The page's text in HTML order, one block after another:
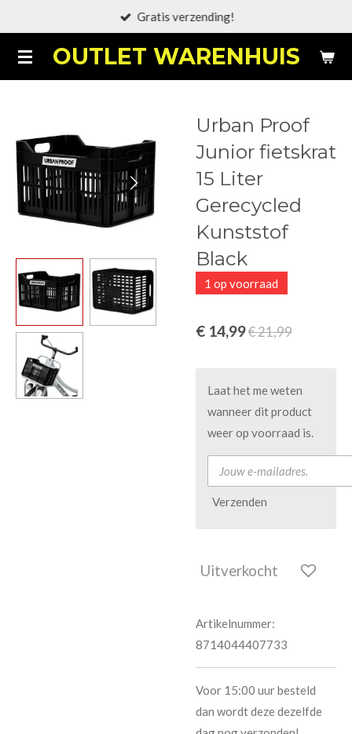
naar
de
OUTLET WARENHUIS
Gratis verzending!
Urban Proof
Junior fietskrat
15 Liter
Gerecycled
Kunststof
Black
1 op voorraad
€ 14,99€ 21,99
Laat het me weten
wanneer dit product
weer op voorraad is.
Verzenden
Uitverkocht
Artikelnummer:
8714044407733
Voor 15:00 uur besteld
dan wordt deze dezelfde